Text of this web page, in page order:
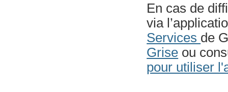
En cas de
via
Services de
Grise ou
pour utiliser